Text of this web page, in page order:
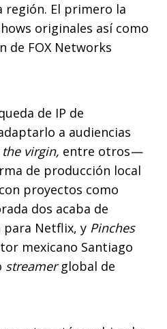
región. El primero la
originales así como
de FOX Networks
de IP de
a audiencias
the virgin, entre otros—
de producción local
proyectos como
dos acaba de
Netflix, y Pinches
mexicano Santiago
streamerglobal de